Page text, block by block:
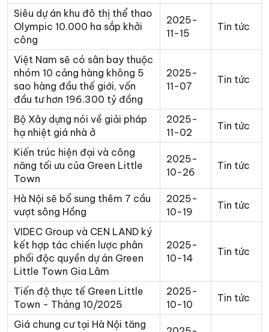
Siêu dự án khu đô thị thể thao
Olympic 10.000 ha sắp khởi
công
2025-
11-15
Tin tức
Việt Nam sẽ có sân bay thuộc
nhóm 10 cảng hàng không 5
sao hàng đầu thế giới, vốn
đầu tư hơn 196.300 tỷ đồng
2025-
11-07
Tin tức
Bộ Xây dựng nói về giải pháp
hạ nhiệt giá nhà ở
2025-
11-02
Tin tức
Kiến trúc hiện đại và công
năng tối ưu của Green Little
Town
2025-
10-26
Tin tức
Hà Nội sẽ bổ sung thêm 7 cầu
vượt sông Hồng
2025-
10-19
Tin tức
VIDEC Group và CEN LAND ký
kết hợp tác chiến lược phân
phối độc quyền dự án Green
Little Town Gia Lâm
2025-
10-14
Tin tức
Tiến độ thực tế Green Little
Town - Tháng 10/2025
2025-
10-10
Tin tức
Giá chung cư tại Hà Nội tăng